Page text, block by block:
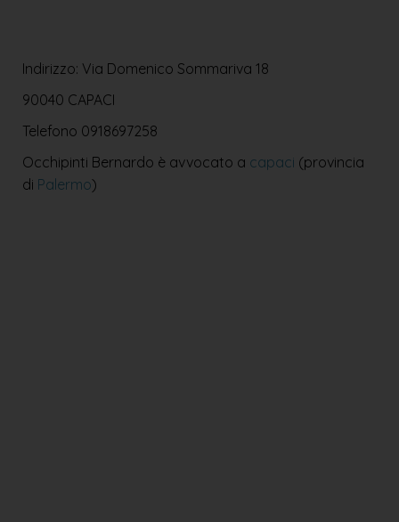
Indirizzo: Via Domenico Sommariva 18
90040 CAPACI
Telefono 0918697258
Occhipinti Bernardo è avvocato a capaci (provincia
di Palermo)